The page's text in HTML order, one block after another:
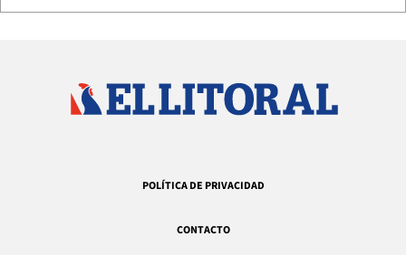
POLÍTICA DE PRIVACIDAD
CONTACTO